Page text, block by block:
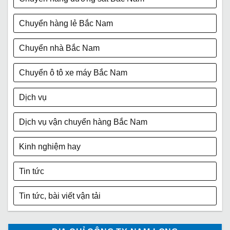
Chuyển hàng lẻ Bắc Nam
Chuyển nhà Bắc Nam
Chuyển ô tô xe máy Bắc Nam
Dịch vụ
Dịch vụ vận chuyển hàng Bắc Nam
Kinh nghiệm hay
Tin tức
Tin tức, bài viết vận tải